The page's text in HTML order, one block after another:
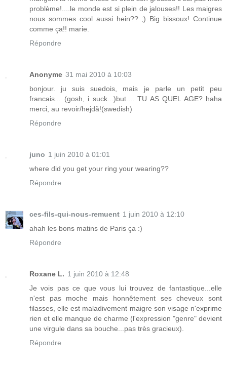
problème!....le monde est si plein de jalouses!! Les maigres
nous sommes cool aussi hein?? ;) Big bissoux! Continue
comme ça!! marie.
Répondre
Anonyme 31 mai 2010 à 10:03
bonjour. ju suis suedois, mais je parle un petit peu
francais... (gosh, i suck...)but.... TU AS QUEL AGE? haha
merci, au revoir/hejdå!(swedish)
Répondre
juno 1 juin 2010 à 01:01
where did you get your ring your wearing??
Répondre
ces-fils-qui-nous-remuent 1 juin 2010 à 12:10
ahah les bons matins de Paris ça :)
Répondre
Roxane L. 1 juin 2010 à 12:48
Je vois pas ce que vous lui trouvez de fantastique...elle
n'est pas moche mais honnêtement ses cheveux sont
filasses, elle est maladivement maigre son visage n'exprime
rien et elle manque de charme (l'expression "genre" devient
une virgule dans sa bouche...pas très gracieux).
Répondre